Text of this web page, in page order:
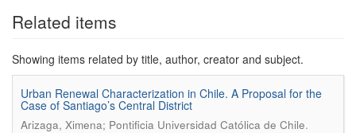
Related items
Showing items related by title, author, creator and subject.
Urban Renewal Characterization in Chile. A Proposal for the
Case of Santiago’s Central District
Arizaga, Ximena; Pontificia Universidad Católica de Chile.